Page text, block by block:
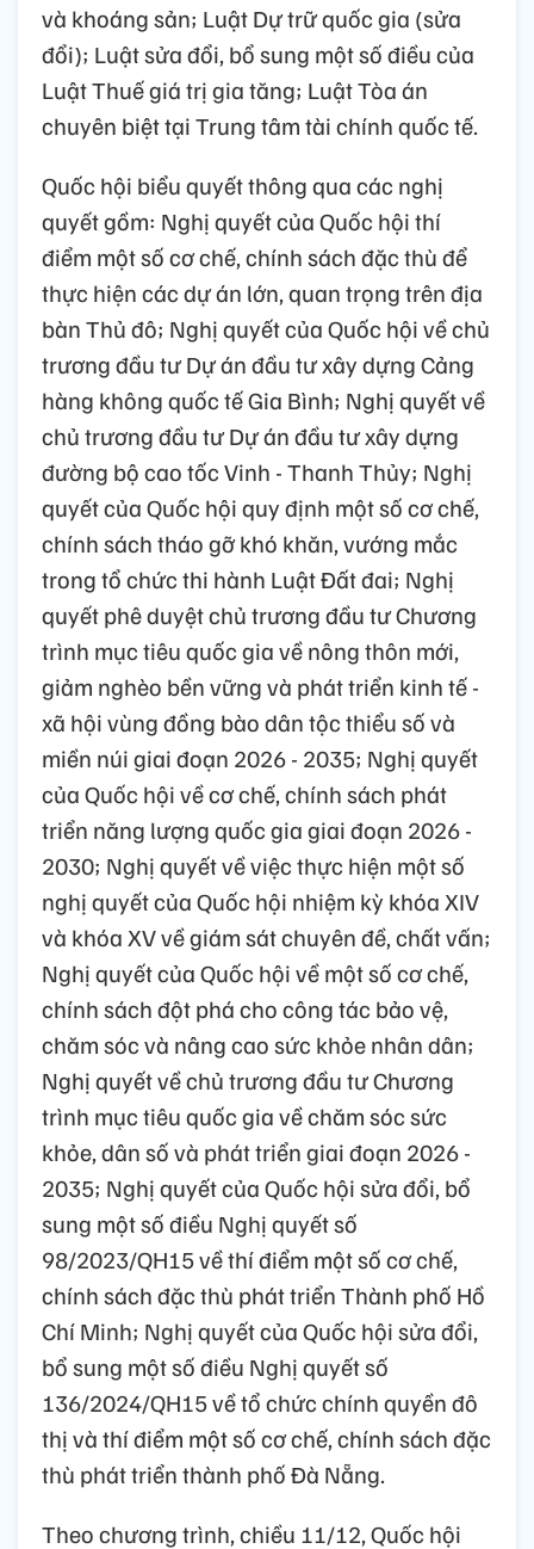
và khoáng sản; Luật Dự trữ quốc gia (sửa
đổi); Luật sửa đổi, bổ sung một số điều của
Luật Thuế giá trị gia tăng; Luật Tòa án
chuyên biệt tại Trung tâm tài chính quốc tế.
Quốc hội biểu quyết thông qua các nghị
quyết gồm: Nghị quyết của Quốc hội thí
điểm một số cơ chế, chính sách đặc thù để
thực hiện các dự án lớn, quan trọng trên địa
bàn Thủ đô; Nghị quyết của Quốc hội về chủ
trương đầu tư Dự án đầu tư xây dựng Cảng
hàng không quốc tế Gia Bình; Nghị quyết về
chủ trương đầu tư Dự án đầu tư xây dựng
đường bộ cao tốc Vinh - Thanh Thủy; Nghị
quyết của Quốc hội quy định một số cơ chế,
chính sách tháo gỡ khó khăn, vướng mắc
trong tổ chức thi hành Luật Đất đai; Nghị
quyết phê duyệt chủ trương đầu tư Chương
trình mục tiêu quốc gia về nông thôn mới,
giảm nghèo bền vững và phát triển kinh tế -
xã hội vùng đồng bào dân tộc thiểu số và
miền núi giai đoạn 2026 - 2035; Nghị quyết
của Quốc hội về cơ chế, chính sách phát
triển năng lượng quốc gia giai đoạn 2026 -
2030; Nghị quyết về việc thực hiện một số
nghị quyết của Quốc hội nhiệm kỳ khóa XIV
và khóa XV về giám sát chuyên đề, chất vấn;
Nghị quyết của Quốc hội về một số cơ chế,
chính sách đột phá cho công tác bảo vệ,
chăm sóc và nâng cao sức khỏe nhân dân;
Nghị quyết về chủ trương đầu tư Chương
trình mục tiêu quốc gia về chăm sóc sức
khỏe, dân số và phát triển giai đoạn 2026 -
2035; Nghị quyết của Quốc hội sửa đổi, bổ
sung một số điều Nghị quyết số
98/2023/QH15 về thí điểm một số cơ chế,
chính sách đặc thù phát triển Thành phố Hồ
Chí Minh; Nghị quyết của Quốc hội sửa đổi,
bổ sung một số điều Nghị quyết số
136/2024/QH15 về tổ chức chính quyền đô
thị và thí điểm một số cơ chế, chính sách đặc
thù phát triển thành phố Đà Nẵng.
Theo chương trình, chiều 11/12, Quốc hội